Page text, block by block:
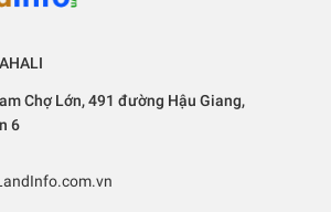
Chợ Lớn, 491 đường Hậu Giang,
6